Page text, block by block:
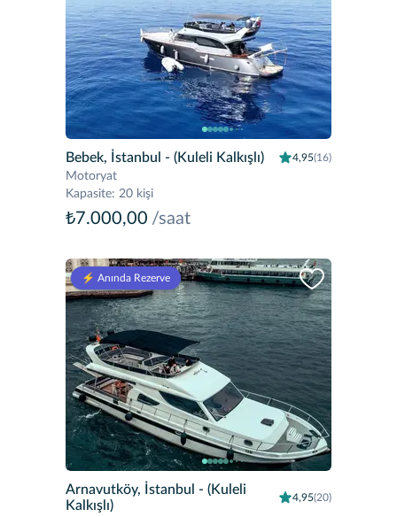
Bebek, İstanbul - (Kuleli Kalkışlı) 4,95(16)
Motoryat
Kapasite: 20 kişi
₺7.000,00 /saat
⚡️ Anında Rezerve
Arnavutköy, İstanbul
- (Kuleli
Kalkışlı)
4,95(20)